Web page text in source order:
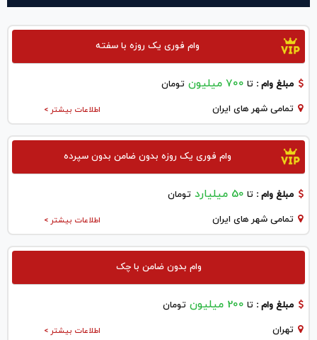
وام فوری یک روزه با سفته
مبلغ وام : تا 700 میلیون تومان
اطلاعات بیشتر > تمامی شهر های ایران
وام فوری یک روزه بدون ضامن بدون سپرده
مبلغ وام : تا 50 میلیارد تومان
اطلاعات بیشتر > تمامی شهر های ایران
وام بدون ضامن با چک
مبلغ وام : تا 200 میلیون تومان
اطلاعات بیشتر > تهران